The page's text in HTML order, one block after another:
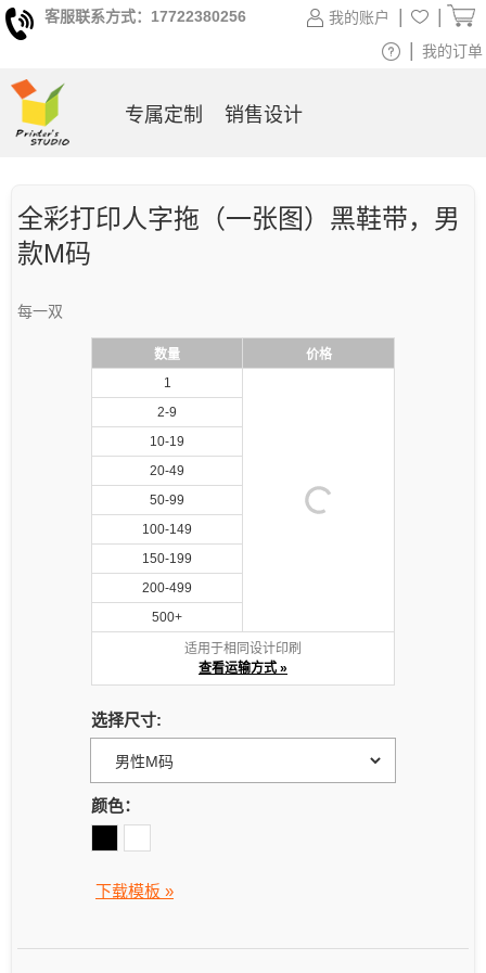
全彩打印人字拖（一张图）黑鞋带，男
款M码
每一双
数量
价格
1
2-9
10-19
20-49
50-99
100-149
150-199
200-499
500+
适用于相同设计印刷
查看运输方式 »
选择尺寸:
颜色：
下载模板 »
客服联系方式：17722380256 我的账户
我的订单
专属定制 销售设计